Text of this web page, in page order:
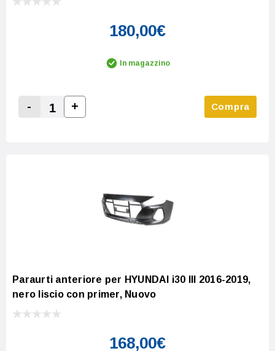
180,00€
In magazzino
Decrease Quantity:
-
Increase Quantity:
+ Compra
Paraurti anteriore per HYUNDAI i30 III 2016-2019,
nero liscio con primer, Nuovo
168,00€